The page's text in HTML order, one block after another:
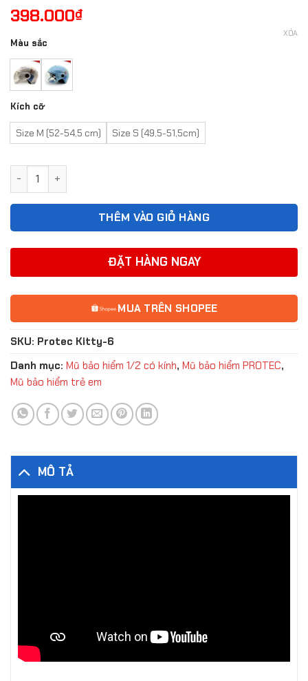
398.000₫
Màu sắc
Kích cỡ
Size M (52-54,5 cm) Size S (49,5-51,5cm)
XÓA
Nón bảo hiểm trẻ em 1/2 đầu có kính Protec Kitty, họa tiết
THÊM VÀO GIỎ HÀNG
ĐẶT HÀNG NGAY
MUA TRÊN SHOPEE
SKU: Protec Kitty-6
Danh mục: Mũ bảo hiểm 1/2 có kính, Mũ bảo hiểm PROTEC,
Mũ bảo hiểm trẻ em
MÔ TẢ